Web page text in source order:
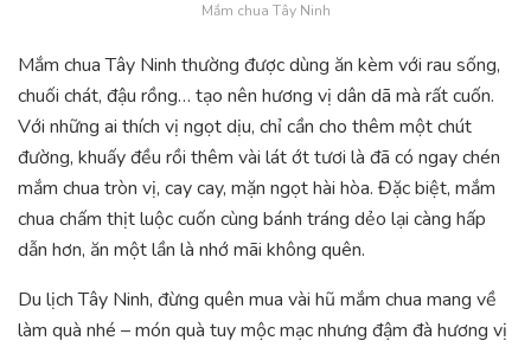
Mắm chua Tây Ninh
Mắm chua Tây Ninh thường được dùng ăn kèm với rau sống,
chuối chát, đậu rồng… tạo nên hương vị dân dã mà rất cuốn.
Với những ai thích vị ngọt dịu, chỉ cần cho thêm một chút
đường, khuấy đều rồi thêm vài lát ớt tươi là đã có ngay chén
mắm chua tròn vị, cay cay, mặn ngọt hài hòa. Đặc biệt, mắm
chua chấm thịt luộc cuốn cùng bánh tráng dẻo lại càng hấp
dẫn hơn, ăn một lần là nhớ mãi không quên.
Du lịch Tây Ninh, đừng quên mua vài hũ mắm chua mang về
làm quà nhé – món quà tuy mộc mạc nhưng đậm đà hương vị